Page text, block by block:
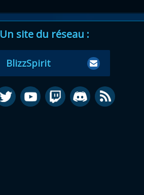
Un site du réseau :
BlizzSpirit